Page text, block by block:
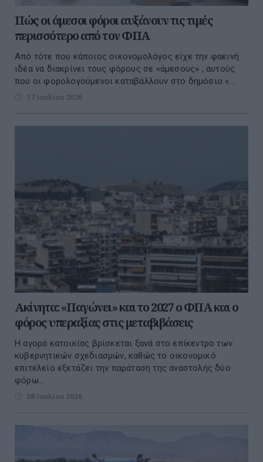
Πώς οι άμεσοι φόροι αυξάνουν τις τιμές
περισσότερο από τον ΦΠΑ
Από τότε που κάποιος οικονομολόγος είχε την φαεινή
ιδέα να διακρίνει τους φόρους σε «άμεσους» , αυτούς
που οι φορολογούμενοι καταβάλλουν στο δημόσιο «...
17 Ιουλίου 2026
Ακίνητα: «Παγώνει» και το 2027 ο ΦΠΑ και ο
φόρος υπεραξίας στις μεταβιβάσεις
Η αγορά κατοικίας βρίσκεται ξανά στο επίκεντρο των
κυβερνητικών σχεδιασμών, καθώς το οικονομικό
επιτελείο εξετάζει την παράταση της αναστολής δύο
φόρω...
08 Ιουλίου 2026